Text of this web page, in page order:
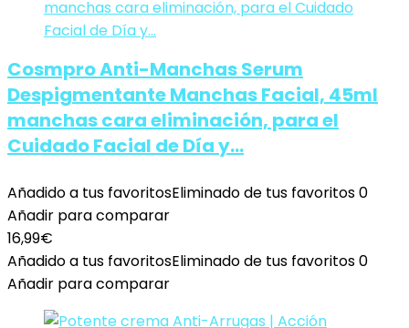
Cosmpro Anti-Manchas Serum
Despigmentante Manchas Facial, 45ml
manchas cara eliminación, para el
Cuidado Facial de Día y…
Añadido a tus favoritosEliminado de tus favoritos0
Añadir para comparar
16,99€
Añadido a tus favoritosEliminado de tus favoritos0
Añadir para comparar